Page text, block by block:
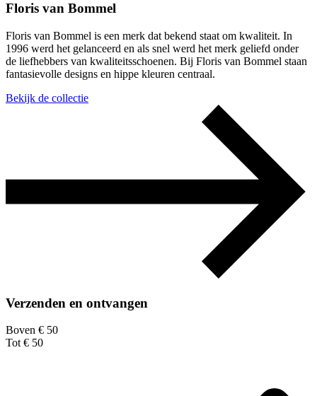
Floris van Bommel
Floris van Bommel is een merk dat bekend staat om kwaliteit. In
1996 werd het gelanceerd en als snel werd het merk geliefd onder
de liefhebbers van kwaliteitsschoenen. Bij Floris van Bommel staan
fantasievolle designs en hippe kleuren centraal.
Bekijk de collectie
Verzenden en ontvangen
Boven € 50
Tot € 50